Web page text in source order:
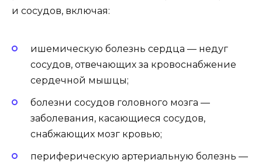
и сосудов, включая:
ишемическую болезнь сердца — недуг
сосудов, отвечающих за кровоснабжение
сердечной мышцы;
болезни сосудов головного мозга —
заболевания, касающиеся сосудов,
снабжающих мозг кровью;
периферическую артериальную болезнь —